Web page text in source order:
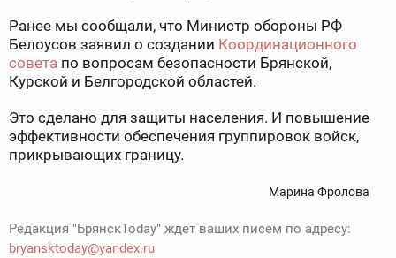
Ранее мы сообщали, что Министр обороны РФ
Белоусов заявил о создании Координационного
совета по вопросам безопасности Брянской,
Курской и Белгородской областей.
Это сделано для защиты населения. И повышение
эффективности обеспечения группировок войск,
прикрывающих границу.
Марина Фролова
Редакция "БрянскToday" ждет ваших писем по адресу:
bryansktoday@yandex.ru